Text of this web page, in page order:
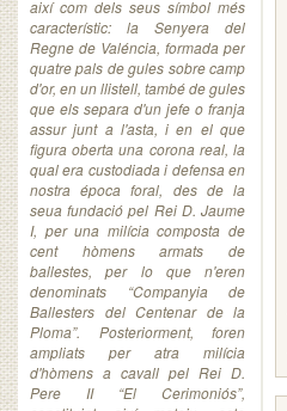
així com dels seus símbol més
característic: la Senyera del
Regne de Valéncia, formada per
quatre pals de gules sobre camp
d'or, en un llistell, també de gules
que els separa d'un jefe o franja
assur junt a l'asta, i en el que
figura oberta una corona real, la
qual era custodiada i defensa en
nostra época foral, des de la
seua fundació pel Rei D. Jaume
I, per una milícia composta de
cent hòmens armats de
ballestes, per lo que n'eren
denominats “Companyia de
Ballesters del Centenar de la
Ploma”. Posteriorment, foren
ampliats per atra milícia
d'hòmens a cavall pel Rei D.
Pere II “El Cerimoniós”,